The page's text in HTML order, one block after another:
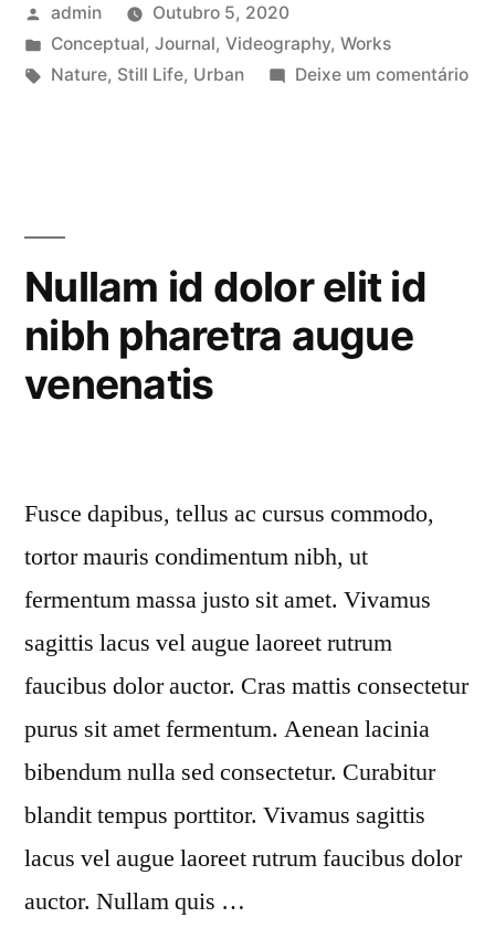
risus
eget
Publicado
por
admin
Outubro 5, 2020
Publicado
em
Conceptual, Journal, Videography, Works
Etiquetas:
Nature, Still Life, Urban Deixe um comentárioem
Nullam id dolor elit id
nibh pharetra augue
venenatis
Fusce dapibus, tellus ac cursus commodo,
tortor mauris condimentum nibh, ut
fermentum massa justo sit amet. Vivamus
sagittis lacus vel augue laoreet rutrum
faucibus dolor auctor. Cras mattis consectetur
purus sit amet fermentum. Aenean lacinia
bibendum nulla sed consectetur. Curabitur
blandit tempus porttitor. Vivamus sagittis
lacus vel augue laoreet rutrum faucibus dolor
auctor. Nullam quis …